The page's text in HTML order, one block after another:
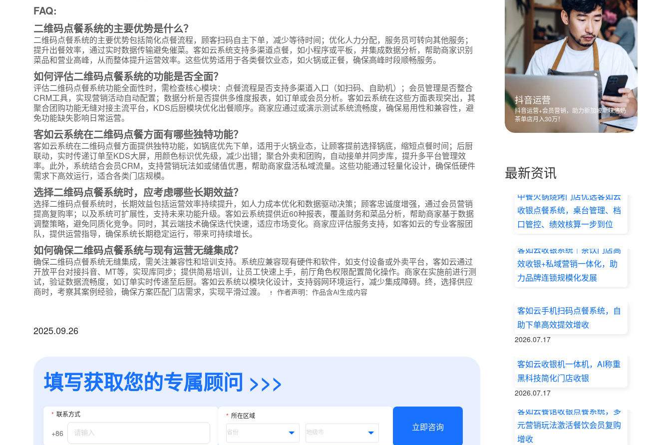
FAQ:
二维码点餐系统的主要优势是什么？
二维码点餐系统的主要优势包括简化点餐流程，顾客扫码自主下单，减少等待时间；优化人力分配，服务员可转向其他服务；
提升出餐效率，通过实时数据传输避免催菜。客如云系统支持多渠道点餐，如小程序或平板，并集成数据分析，帮助商家识别
菜品和营业高峰，从而整体提升运营效率。这些优势适用于各类餐饮业态，如火锅或正餐，确保高峰时段顺畅服务。
如何评估二维码点餐系统的功能是否全面？
评估二维码点餐系统功能全面性时，需检查核心模块：点餐流程是否支持多渠道入口（如扫码、自助机）；会员管理是否整合
CRM工具，实现营销活动自动配置；数据分析是否提供多维度报表，如订单或会员分析。客如云系统在这些方面表现突出，其
聚合团购功能无缝对接主流平台，KDS后厨模块优化出餐顺序。商家应通过或演示测试系统流畅度，确保易用性和兼容性，避
免功能缺失影响日常运营。
客如云系统在二维码点餐方面有哪些独特功能？
客如云系统在二维码点餐方面提供独特功能，如锅底优先下单，适用于火锅业态，让顾客提前选择锅底，缩短点餐时间；后厨
联动，实时传递订单至KDS大屏，用颜色标识优先级，减少出错；聚合外卖和团购，自动接单并同步库，提升多平台管理效
率。此外，系统结合会员CRM，支持营销玩法如或储值优惠，帮助商家盘活私域流量。这些功能通过轻量化设计，确保低硬件
需求下高效运行，适合各类门店规模。
选择二维码点餐系统时，应考虑哪些长期效益？
选择二维码点餐系统时，长期效益包括运营效率持续提升，如人力成本优化和数据驱动决策；顾客忠诚度增强，通过会员营销
提高复购率；以及系统可扩展性，支持未来功能升级。客如云系统提供近60种报表，覆盖财务和菜品分析，帮助商家基于数据
调整策略，避免同质化竞争。同时，其云端技术确保迭代快速，适应市场变化。商家应评估服务支持，如客如云的专业客服团
队，提供运营指导，确保系统长期稳定运行，带来可持续增长。
如何确保二维码点餐系统与现有运营无缝集成？
确保二维码点餐系统无缝集成，需关注兼容性和培训支持。系统应兼容现有硬件和软件，如支付设备或外卖平台，客如云通过
开放平台对接抖音、MT等，实现库同步；提供简易培训，让员工快速上手，前厅角色权限配置简化操作。商家在实施前进行测
试，验证数据流畅度，如订单实时传递至后厨。客如云系统以模块化设计，支持弱网环境运行，减少集成障碍。终，选择供应
商时，考察其案例经验，确保方案匹配门店需求，实现平滑过渡。
作者声明：作品含AI生成内容
2025.09.26
填写获取您的专属顾问 >>>
* 联系方式
+86
* 所在区域
立即咨询
抖音运营
抖音运营+会员营销，助力新加坡斯味洛奶
茶单店月入30万！
最新资讯
中餐火锅烧烤门店优选客如云
收银点餐系统，桌台管理、档
口管控、绩效核算一步到位
客如云收银系统｜茶饮门店高
效收银+私域营销一体化，助
力品牌连锁规模化发展
客如云手机扫码点餐系统，自
助下单高效提效增收
2026.07.17
客如云收银机一体机，AI称重
黑科技简化门店收银
2026.07.17
客如云餐馆收银点餐系统，多
元营销玩法激活餐饮会员复购
增收
*我的姓名
附加留言
预约试用